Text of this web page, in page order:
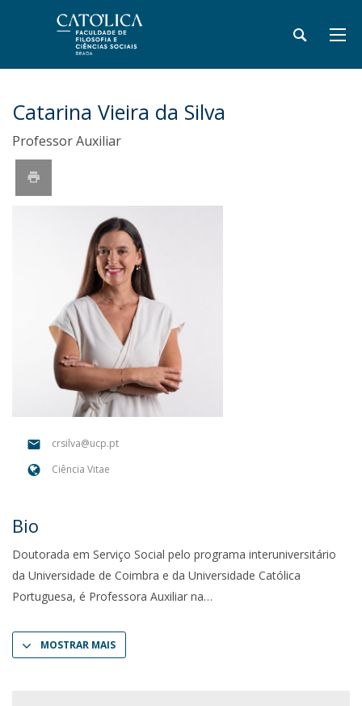
Catarina Vieira da Silva
Professor Auxiliar
crsilva@ucp.pt
Ciência Vitae
Bio
Doutorada em Serviço Social pelo programa interuniversitário
da Universidade de Coimbra e da Universidade Católica
Portuguesa, é Professora Auxiliar na
MOSTRAR MAIS